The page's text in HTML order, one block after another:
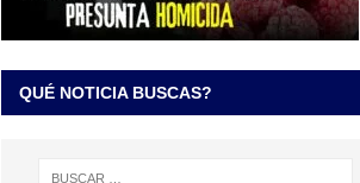
QUÉ NOTICIA BUSCAS?